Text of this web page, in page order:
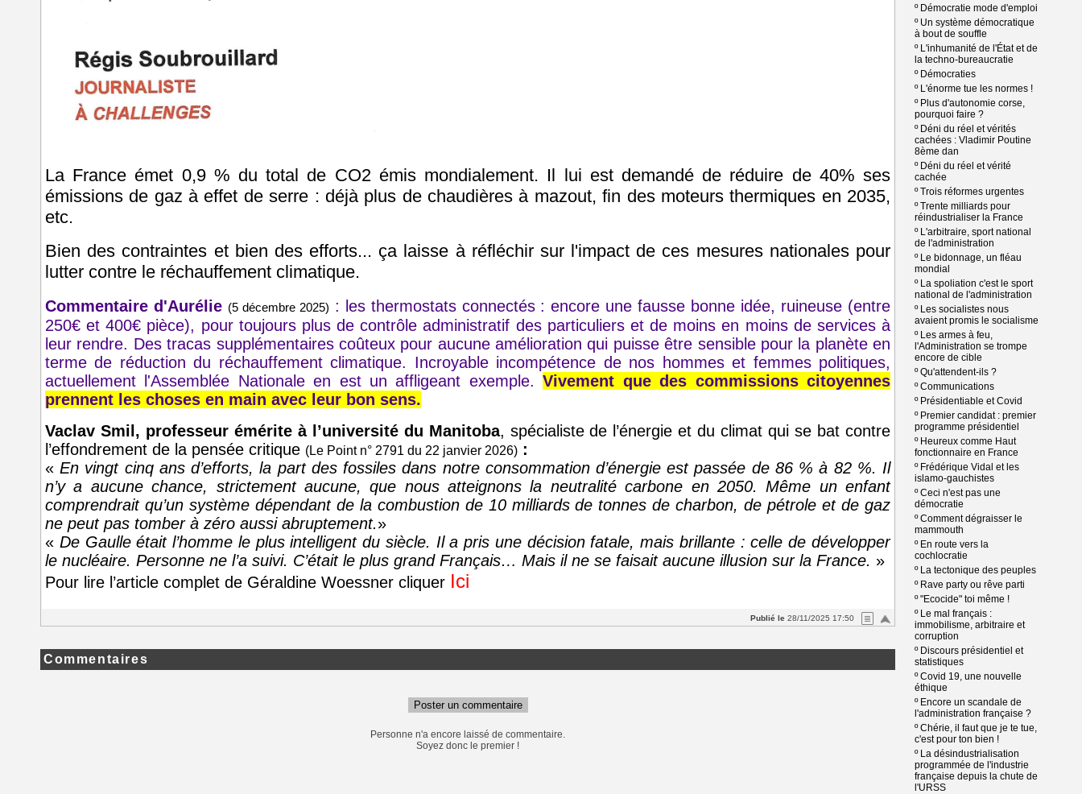
La France émet 0,9 % du total de CO2 émis mondialement. Il lui est demandé de réduire de 40% ses
émissions de gaz à effet de serre : déjà plus de chaudières à mazout, fin des moteurs thermiques en 2035,
etc.
Bien des contraintes et bien des efforts... ça laisse à réfléchir sur l'impact de ces mesures nationales pour
lutter contre le réchauffement climatique.
Commentaire d'Aurélie (5 décembre 2025) : les thermostats connectés : encore une fausse bonne idée, ruineuse (entre
250€ et 400€ pièce), pour toujours plus de contrôle administratif des particuliers et de moins en moins de services à
leur rendre. Des tracas supplémentaires coûteux pour aucune amélioration qui puisse être sensible pour la planète en
terme de réduction du réchauffement climatique. Incroyable incompétence de nos hommes et femmes politiques,
actuellement l'Assemblée Nationale en est un affligeant exemple.Vivement que des commissions citoyennes
prennent les choses en main avec leur bon sens.
Vaclav Smil, professeur émérite à l’université du Manitoba, spécialiste de l’énergie et du climat qui se bat contre
l’effondrement de la pensée critique (Le Point n° 2791 du 22 janvier 2026) :
«En vingt cinq ans d’efforts, la part des fossiles dans notre consommation d’énergie est passée de 86 % à 82 %. Il
n’y a aucune chance, strictement aucune, que nous atteignons la neutralité carbone en 2050. Même un enfant
comprendrait qu’un système dépendant de la combustion de 10 milliards de tonnes de charbon, de pétrole et de gaz
ne peut pas tomber à zéro aussi abruptement.»
« De Gaulle était l’homme le plus intelligent du siècle. Il a pris une décision fatale, mais brillante : celle de développer
le nucléaire. Personne ne l’a suivi. C’était le plus grand Français… Mais il ne se faisait aucune illusion sur la France. »
Pour lire l’article complet de Géraldine Woessner cliquer Ici
Publié le 28/11/2025 17:50
Commentaires
Poster un commentaire
Personne n'a encore laissé de commentaire.
Soyez donc le premier !
º Démocratie mode d'emploi
º Un système démocratique
à bout de souffle
º L'inhumanité de l'État et de
la techno-bureaucratie
º Démocraties
º L'énorme tue les normes !
º Plus d'autonomie corse,
pourquoi faire ?
º Déni du réel et vérités
cachées : Vladimir Poutine
8ème dan
º Déni du réel et vérité
cachée
ºTrois réformes urgentes
ºTrente milliards pour
réindustrialiser la France
º L'arbitraire, sport national
de l'administration
º Le bidonnage, un fléau
mondial
º La spoliation c'est le sport
national de l'administration
º Les socialistes nous
avaient promis le socialisme
º Les armes à feu,
l'Administration se trompe
encore de cible
ºQu'attendent-ils ?
ºCommunications
º Présidentiable et Covid
º Premier candidat : premier
programme présidentiel
º Heureux comme Haut
fonctionnaire en France
º Frédérique Vidal et les
islamo-gauchistes
ºCeci n'est pas une
démocratie
ºComment dégraisser le
mammouth
º En route vers la
cochlocratie
º La tectonique des peuples
º Rave party ou rêve parti
º"Ecocide" toi même !
º Le mal français :
immobilisme, arbitraire et
corruption
º Discours présidentiel et
statistiques
ºCovid 19, une nouvelle
éthique
º Encore un scandale de
l'administration française ?
ºChérie, il faut que je te tue,
c'est pour ton bien !
º La désindustrialisation
programmée de l'industrie
française depuis la chute de
l'URSS